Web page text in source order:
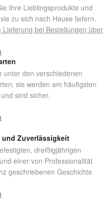
Ihre Lieblingsprodukte und
zu sich nach Hause liefern.
Lieferung bei Bestellungen über
unter den verschiedenen
sie werden am häufigsten
sind sicher.
und Zuverlässigkeit
dreißigjährigen
einer von Professionalität
geschriebenen Geschichte